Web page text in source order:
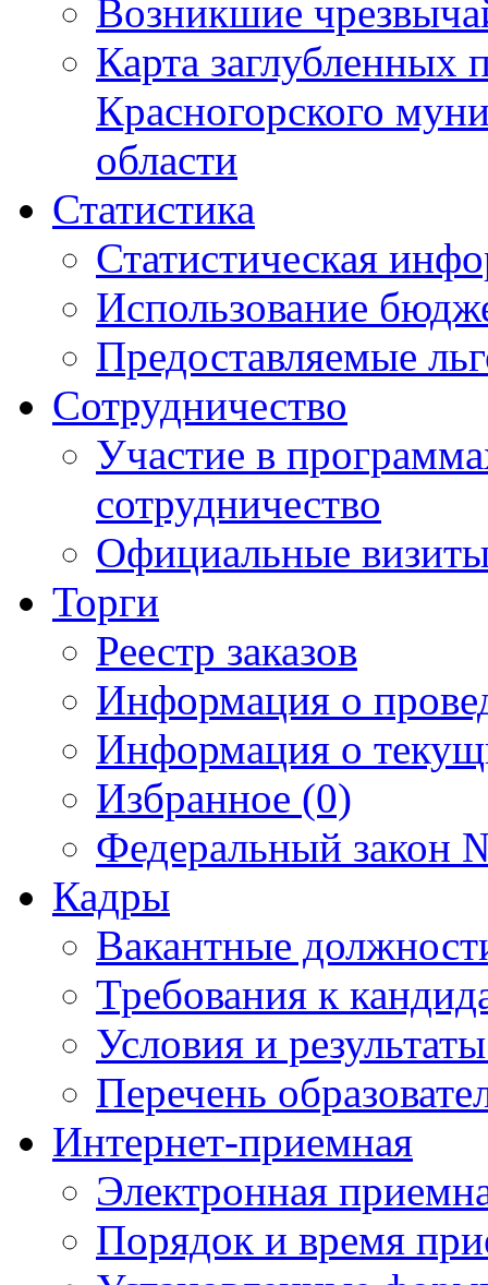
Возникшие
Карта
Красногорского
области
Статистика
Статистическая
Использование
Предоставляемые
Сотрудничество
Участие в
сотрудничество
Официальные
Торги
Реестр заказов
Информация о
Информация о
Избранное (0)
Федеральный закон
Кадры
Вакантные
Требования к
Условия и
Перечень
Интернет-приемная
Электронная
Порядок и время